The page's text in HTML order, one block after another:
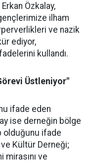
Özkalay,
ilham
ve nazik
ediyor,
kullandı.
Üstleniyor"
ifade eden
ise derneğin bölge
olduğunu ifade
ve Kültür Derneği;
mirasını ve